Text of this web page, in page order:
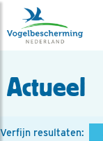
Actueel
Verfijn resultaten: